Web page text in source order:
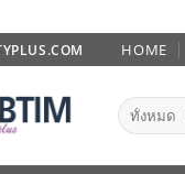
HOME